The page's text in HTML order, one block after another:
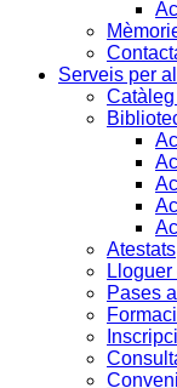
Serveis per
Atestats
Pases